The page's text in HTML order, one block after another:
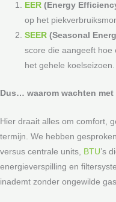
EER (Energy
op het
SEER (Seasonal
score die aangeeft hoe
het gehele koelseizoen.
Dus… waarom wachten
Hier draait alles om comfort,
termijn. We hebben
versus centrale units, BTU’s
energieverspilling en
inademt zonder ongewilde